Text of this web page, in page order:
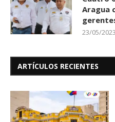
Aragua
23/05/2023
ARTÍCULOS RECIENTES